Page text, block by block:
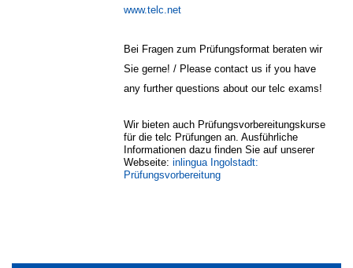
www.telc.net
Bei Fragen zum Prüfungsformat beraten wir
Sie gerne! / Please contact us if you have
any further questions about our telc exams!
Wir bieten auch Prüfungsvorbereitungskurse
für die telc Prüfungen an. Ausführliche
Informationen dazu finden Sie auf unserer
Webseite: inlingua Ingolstadt:
Prüfungsvorbereitung